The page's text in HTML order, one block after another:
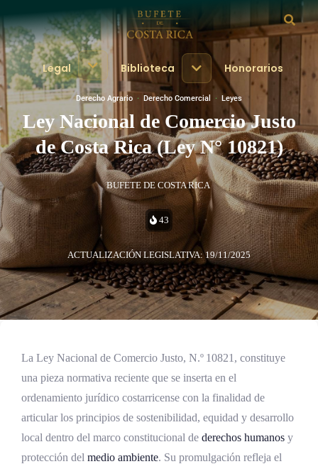
Legal Biblioteca Honorarios
Derecho Agrario · Derecho Comercial · Leyes
Ley Nacional de Comercio Justo
de Costa Rica (Ley N° 10821)
BUFETE DE COSTA RICA
43
ACTUALIZACIÓN LEGISLATIVA: 19/11/2025
La Ley Nacional de Comercio Justo, N.º 10821, constituye
una pieza normativa reciente que se inserta en el
ordenamiento jurídico costarricense con la finalidad de
articular los principios de sostenibilidad, equidad y desarrollo
local dentro del marco constitucional de derechos humanos y
protección del medio ambiente. Su promulgación refleja el